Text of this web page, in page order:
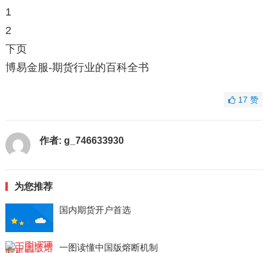
1
2
下页
博易金服-期货行业的百科全书
17赞
作者: g_746633930
为您推荐
国内期货开户首选
一图读懂中国版熔断机制